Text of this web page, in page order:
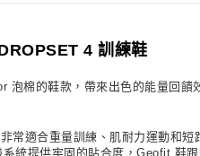
4 訓練鞋
泡棉的鞋款，帶來出色的能量回饋
常適合重量訓練、肌耐力運動和短
統提供牢固的貼合度，Geofit 鞋